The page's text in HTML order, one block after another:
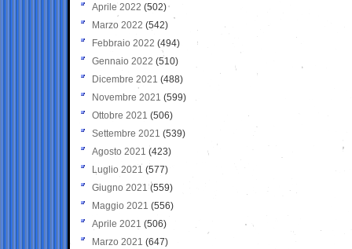
Aprile 2022 (502)
Marzo 2022 (542)
Febbraio 2022 (494)
Gennaio 2022 (510)
Dicembre 2021 (488)
Novembre 2021 (599)
Ottobre 2021 (506)
Settembre 2021 (539)
Agosto 2021 (423)
Luglio 2021 (577)
Giugno 2021(559)
Maggio 2021 (556)
Aprile 2021 (506)
Marzo 2021 (647)